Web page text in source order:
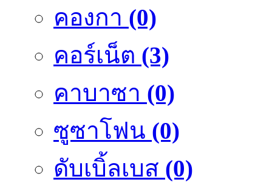
คองกา (0)
คอร์เน็ต (3)
คาบาซา (0)
ซูซาโฟน (0)
ดับเบิ้ลเบส (0)